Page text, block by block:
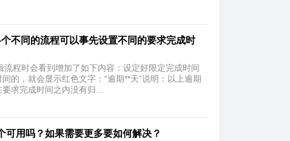
不同的流程可以事先设置不同的要求完成时
程时会看到增加了如下内容：设定好限定完成时间
的，就会显示红色文字：“逾期**天”说明：以上逾期
求完成时间之内没有归...
用吗？如果需要更多要如何解决？